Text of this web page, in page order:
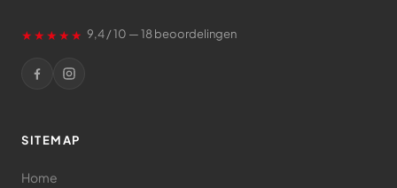
★★★★★ 9,4 / 10 — 18 beoordelingen
SITEMAP
Home